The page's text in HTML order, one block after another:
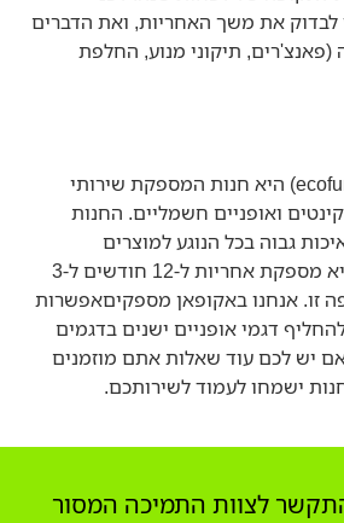
לבדוק את משך האחריות, ואת הדברים
(פאנצ'רים, תיקוני מנוע, החלפת
אקופאן הוד השרון (ecofun) היא חנות המספקת שירותי
ואופניים חשמליים. החנות
גבוה בכל הנוגע למוצרים
המשווקים בחנות, והיא מספקת אחריות ל-12 חודשים ל-3
זו. אנחנו באקופאן מספקיםאפשרות
דגמי אופניים ישנים בדגמים
יש לכם עוד שאלות אתם מוזמנים
ישמחו לעמוד לשירותכם.
לצוות התמיכה המסור